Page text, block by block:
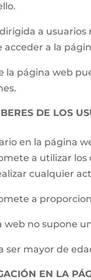
a usuarios
acceder a la
la página web
DE LOS
en la página
a utilizar
cualquier
a
web no supone
ser mayor de
EN LA